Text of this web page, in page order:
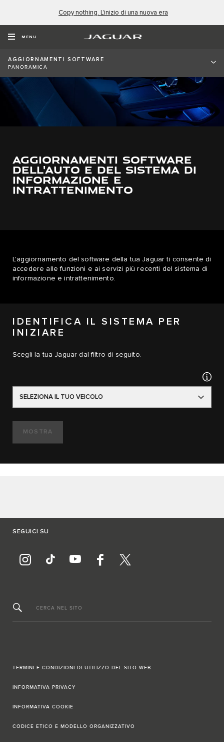
Copy nothing. L'inizio di una nuova era
MENU
AGGIORNAMENTI SOFTWARE
PANORAMICA
AGGIORNAMENTI SOFTWARE
DELL'AUTO E DEL SISTEMA DI
INFORMAZIONE E
INTRATTENIMENTO
L'aggiornamento del software della tua Jaguar ti consente di
accedere alle funzioni e ai servizi più recenti del sistema di
informazione e intrattenimento.
IDENTIFICA IL SISTEMA PER
INIZIARE
Scegli la tua Jaguar dal filtro di seguito.
SELEZIONA IL TUO VEICOLO
MOSTRA
SEGUICI SU
CERCA NEL SITO
TERMINI E CONDIZIONI DI UTILIZZO DEL SITO WEB
INFORMATIVA PRIVACY
INFORMATIVA COOKIE
CODICE ETICO E MODELLO ORGANIZZATIVO